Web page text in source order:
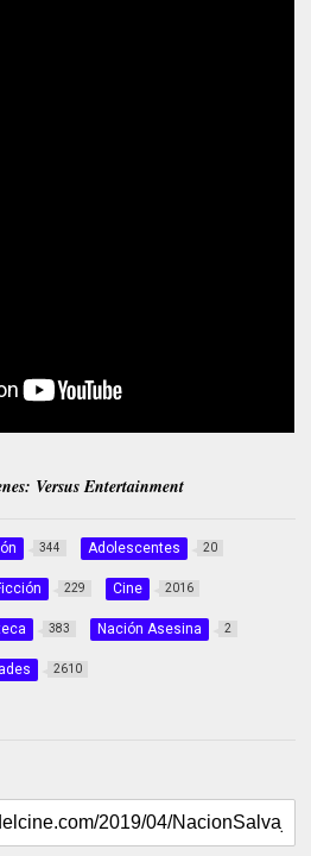
Versus Entertainment
344 Adolescentes 20
229 Cine 2016
383 Nación Asesina 2
2610